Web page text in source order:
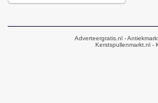
Adverteergratis.nl -
Kerstspullenmarkt.nl -